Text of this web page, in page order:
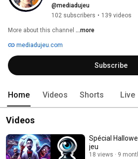
@mediadujeu
102 subscribers • 139 videos
More about this channel ...more
mediadujeu.com
Subscribe
Home Videos Shorts Live
Videos
Spécial
jeu
18 views 9